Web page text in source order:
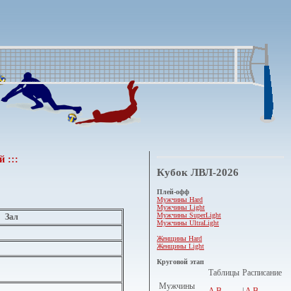
:::
Зал
Кубок ЛВЛ-2026
Плей-офф
Мужчины Hard
Мужчины Light
Мужчины SuperLight
Мужчины UltraLight
Женщины Hard
Женщины Light
Круговой этап
Таблицы Расписание
Мужчины